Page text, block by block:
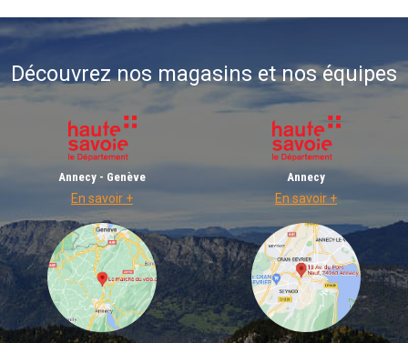
Découvrez nos magasins et nos équipes
Annecy - Genève
En savoir +
Annecy
En savoir +